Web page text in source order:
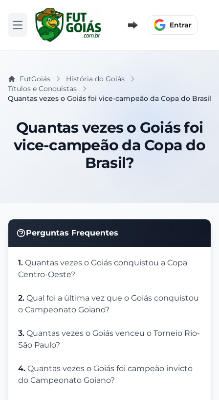
Abrir menu Entrar
FutGoiás
História do Goiás
Títulos e Conquistas
Quantas vezes o Goiás foi vice-campeão da Copa do Brasil?
Quantas vezes o Goiás foi
vice-campeão da Copa do
Brasil?
Perguntas Frequentes
1. Quantas vezes o Goiás conquistou a Copa
Centro-Oeste?
2. Qual foi a última vez que o Goiás conquistou
o Campeonato Goiano?
3. Quantas vezes o Goiás venceu o Torneio Rio-
São Paulo?
4. Quantas vezes o Goiás foi campeão invicto
do Campeonato Goiano?